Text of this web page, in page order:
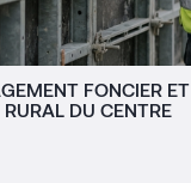
FONCIER ET
DU CENTRE